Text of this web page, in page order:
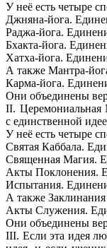
У неё есть четыре
Джняна-йога.
Раджа-йога.
Бхакта-йога.
Хатха-йога.
А также Мантра-
Карма-йогa.
Они объединены
II. Церемониальная
с единственной
У неё есть четыре
Святая Каббала.
Священная Магия.
Акты Поклонения.
Испытания.
А также
Акты Служения.
Они объединены
III. Если эта идея